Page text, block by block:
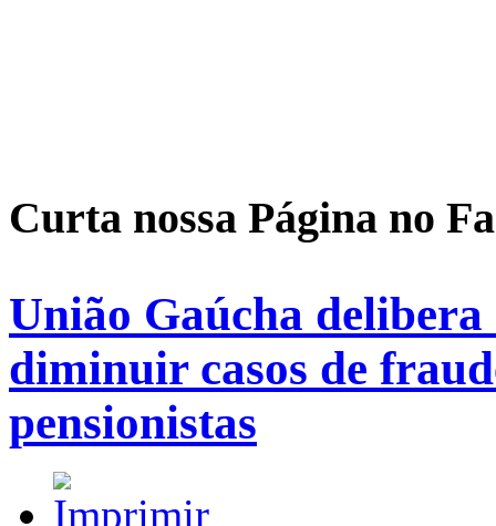
Curta nossa Página no
União Gaúcha
diminuir casos de
pensionistas